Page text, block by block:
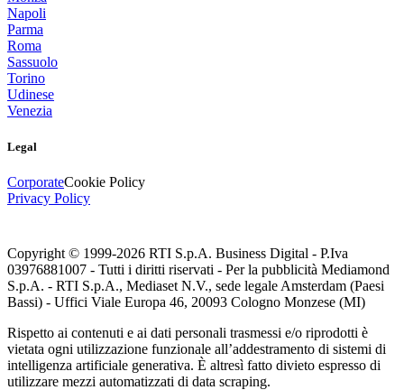
Napoli
Parma
Roma
Sassuolo
Torino
Udinese
Venezia
Legal
CorporateCookie Policy
Privacy Policy
Copyright © 1999-2026 RTI S.p.A. Business Digital - P.Iva
03976881007 - Tutti i diritti riservati - Per la pubblicità Mediamond
S.p.A. - RTI S.p.A., Mediaset N.V., sede legale Amsterdam (Paesi
Bassi) - Uffici Viale Europa 46, 20093 Cologno Monzese (MI)
Rispetto ai contenuti e ai dati personali trasmessi e/o riprodotti è
vietata ogni utilizzazione funzionale all’addestramento di sistemi di
intelligenza artificiale generativa. È altresì fatto divieto espresso di
utilizzare mezzi automatizzati di data scraping.